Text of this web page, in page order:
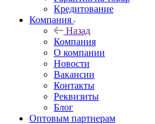
Кредитование
Компания
Назад
Компания
О компании
Новости
Вакансии
Контакты
Реквизиты
Блог
Оптовым партнерам